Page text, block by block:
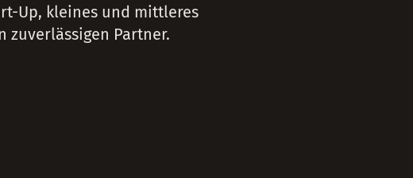
Up, kleines und mittleres
zuverlässigen Partner.